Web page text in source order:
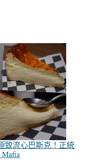
致流心巴斯克！正統